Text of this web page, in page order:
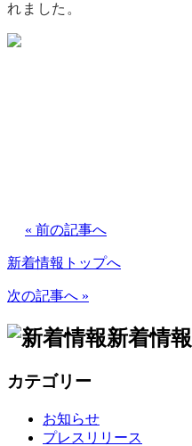
れました。
« 前の記事へ
新着情報トップへ
次の記事へ »
新着情報
カテゴリー
お知らせ
プレスリリース